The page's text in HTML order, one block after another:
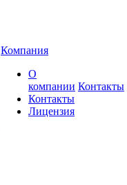
Компания
О
компании
Контакты
Лицензия
Контакты